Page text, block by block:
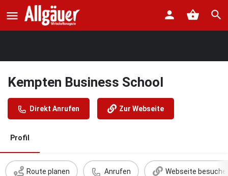
Kempten Business School
Direkt Anrufen Zur Webseite
Profil
Route planen Anrufen Webseite